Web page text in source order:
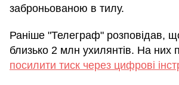
заброньованою в тилу.
Раніше "Телеграф" розповідав,
близько 2 млн ухилянтів. На них
посилити тиск через цифрові